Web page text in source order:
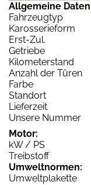
Allgemeine
Fahrzeugtyp
Karosserieform
Erst-Zul.
Getriebe
Kilometerstand
Anzahl der Türen
Farbe
Standort
Lieferzeit
Unsere Nummer
Motor:
kW / PS
Treibstoff
Umweltnormen:
Umweltplakette